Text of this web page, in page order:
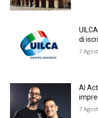
di
7
AI
7